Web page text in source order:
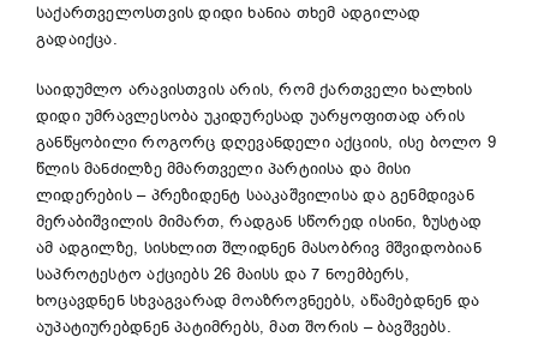
საქართველოსთვის დიდი ხანია თხემ ადგილად
გადაიქცა.
საიდუმლო არავისთვის არის, რომ ქართველი ხალხის
დიდი უმრავლესობა უკიდურესად უარყოფითად არის
განწყობილი როგორც დღევანდელი აქციის, ისე ბოლო 9
წლის მანძილზე მმართველი პარტიისა და მისი
ლიდერების – პრეზიდენტ სააკაშვილისა და გენმდივან
მერაბიშვილის მიმართ, რადგან სწორედ ისინი, ზუსტად
ამ ადგილზე, სისხლით შლიდნენ მასობრივ მშვიდობიან
საპროტესტო აქციებს 26 მაისს და 7 ნოემბერს,
ხოცავდნენ სხვაგვარად მოაზროვნეებს, აწამებდნენ და
აუპატიურებდნენ პატიმრებს, მათ შორის – ბავშვებს.